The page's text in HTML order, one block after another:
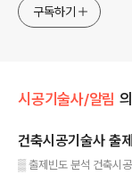
구독하기
시공기술사/알림
건축시공기술사 출
▒ 출제빈도 분석 건축시